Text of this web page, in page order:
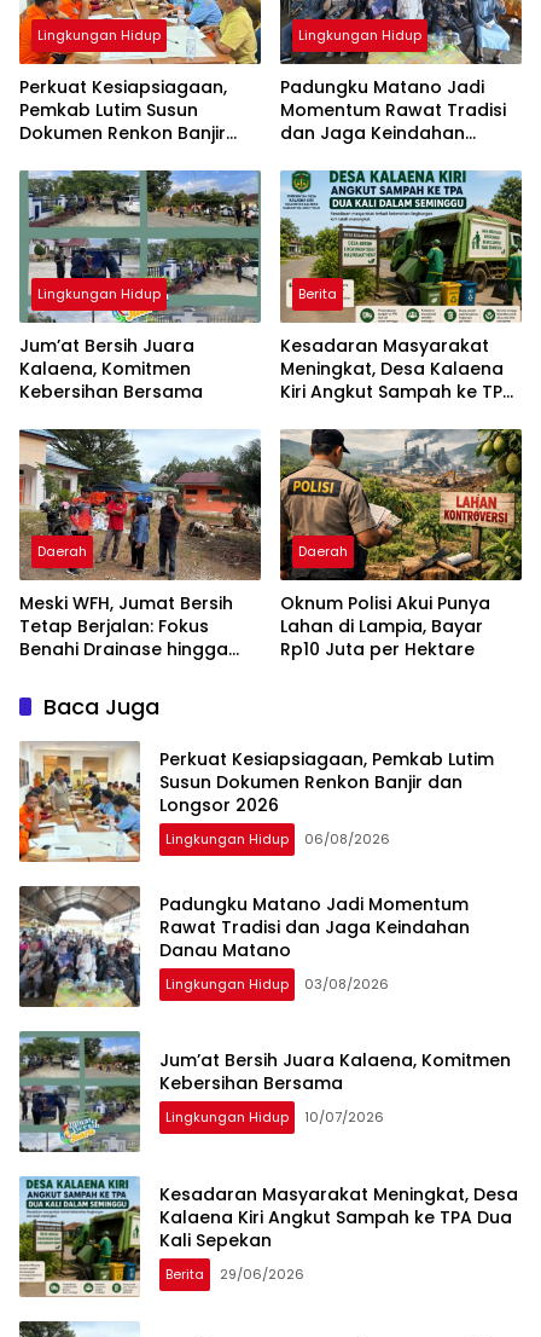
Lingkungan Hidup
Perkuat Kesiapsiagaan,
Pemkab Lutim Susun
Dokumen Renkon Banjir
Lingkungan Hidup
Padungku Matano Jadi
Momentum Rawat Tradisi
dan Jaga Keindahan
Lingkungan Hidup
Jum’at Bersih Juara
Kalaena, Komitmen
Kebersihan Bersama
Berita
Kesadaran Masyarakat
Meningkat, Desa Kalaena
Kiri Angkut Sampah ke TPA
Daerah
Meski WFH, Jumat Bersih
Tetap Berjalan: Fokus
Benahi Drainase hingga
Daerah
Oknum Polisi Akui Punya
Lahan di Lampia, Bayar
Rp10 Juta per Hektare
Baca Juga
Perkuat Kesiapsiagaan, Pemkab Lutim
Susun Dokumen Renkon Banjir dan
Longsor 2026
Lingkungan Hidup 06/08/2026
Padungku Matano Jadi Momentum
Rawat Tradisi dan Jaga Keindahan
Danau Matano
Lingkungan Hidup 03/08/2026
Jum’at Bersih Juara Kalaena, Komitmen
Kebersihan Bersama
Lingkungan Hidup 10/07/2026
Kesadaran Masyarakat Meningkat, Desa
Kalaena Kiri Angkut Sampah ke TPA Dua
Kali Sepekan
Berita 29/06/2026